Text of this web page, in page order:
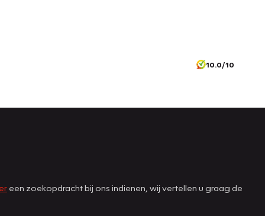
10.0/10
een zoekopdracht bij ons indienen, wij vertellen u graag de